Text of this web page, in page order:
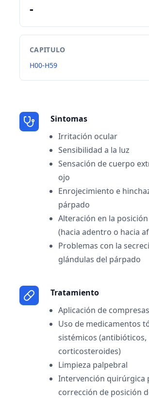
-
CAPITULO
H00-H59
Sintomas
Irritación ocular
Sensibilidad a la luz
Sensación de cuerpo
ojo
Enrojecimiento e
párpado
Alteración en la
(hacia adentro o hacia
Problemas con la
glándulas del párpado
Tratamiento
Aplicación de
Uso de medicamentos
sistémicos (antibióticos,
corticosteroides)
Limpieza palpebral
Intervención quirúrgica
corrección de posición